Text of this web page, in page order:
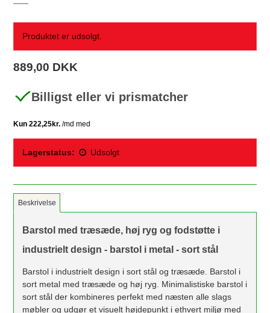
Produktet er udsolgt.
889,00 DKK
Billigst eller vi prismatcher
Lagerstatus: Udsolgt
Beskrivelse
Barstol med træsæde, høj ryg og fodstøtte i
industrielt design - barstol i metal - sort stål
Barstol i industrielt design i sort stål og træsæde. Barstol i
sort metal med træsæde og høj ryg. Minimalistiske barstol i
sort stål der kombineres perfekt med næsten alle slags
møbler og udgør et visuelt højdepunkt i ethvert miljø med